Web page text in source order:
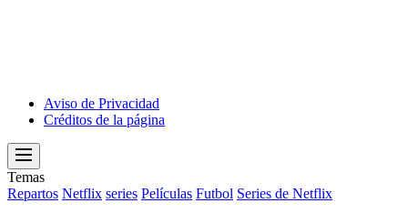
DeportivoAviso de Privacidad
Créditos de la página
Menu
Temas
Repartos Netflix series Películas Futbol Series de Netflix